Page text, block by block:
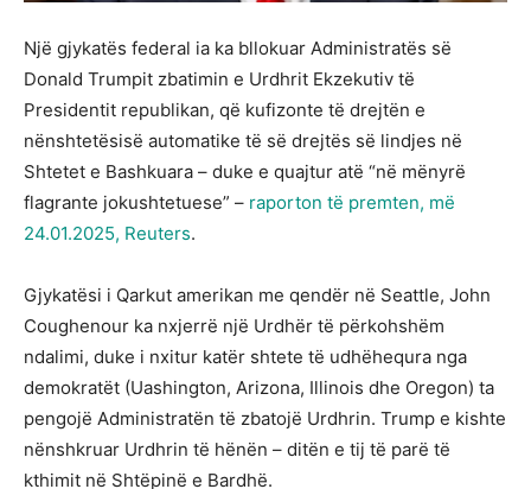
Një gjykatës federal ia ka bllokuar Administratës së
Donald Trumpit zbatimin e Urdhrit Ekzekutiv të
Presidentit republikan, që kufizonte të drejtën e
nënshtetësisë automatike të së drejtës së lindjes në
Shtetet e Bashkuara – duke e quajtur atë “në mënyrë
flagrante jokushtetuese” – raporton të premten, më
24.01.2025, Reuters.
Gjykatësi i Qarkut amerikan me qendër në Seattle, John
Coughenour ka nxjerrë një Urdhër të përkohshëm
ndalimi, duke i nxitur katër shtete të udhëhequra nga
demokratët (Uashington, Arizona, Illinois dhe Oregon) ta
pengojë Administratën të zbatojë Urdhrin. Trump e kishte
nënshkruar Urdhrin të hënën – ditën e tij të parë të
kthimit në Shtëpinë e Bardhë.